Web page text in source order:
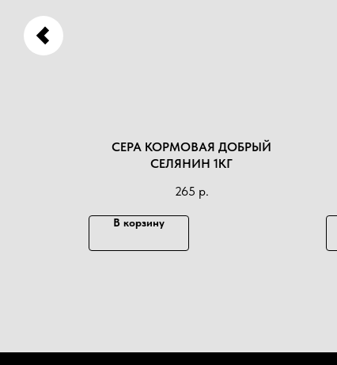
СЕРА КОРМОВАЯ ДОБРЫЙ
СЕЛЯНИН 1КГ
265 р.
В корзину